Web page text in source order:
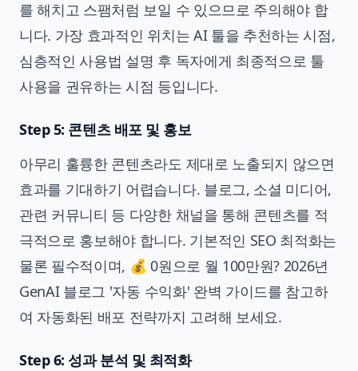
를 해치고 스팸처럼 보일 수 있으므로 주의해야 합
니다. 가장 효과적인 위치는 AI 툴을 추천하는 시점,
심층적인 사용법 설명 후 독자에게 최종적으로 툴
사용을 권유하는 시점 등입니다.
Step 5: 콘텐츠 배포 및 홍보
아무리 훌륭한 콘텐츠라도 제대로 노출되지 않으면
효과를 기대하기 어렵습니다. 블로그, 소셜 미디어,
관련 커뮤니티 등 다양한 채널을 통해 콘텐츠를 적
극적으로 홍보해야 합니다. 기본적인 SEO 최적화는
물론 필수적이며, 💰 0원으로 월 100만원? 2026년
GenAI 블로그 '자동 수익화' 완벽 가이드를 참고하
여 자동화된 배포 전략까지 고려해 보세요.
Step 6: 성과 분석 및 최적화